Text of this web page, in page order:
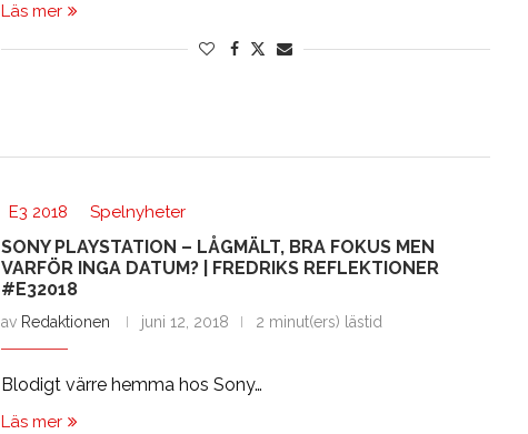
Läs mer
E3 2018 Spelnyheter
SONY PLAYSTATION – LÅGMÄLT, BRA FOKUS MEN
VARFÖR INGA DATUM? | FREDRIKS REFLEKTIONER
#E32018
av Redaktionen juni 12, 2018 2 minut(ers) lästid
Blodigt värre hemma hos Sony…
Läs mer